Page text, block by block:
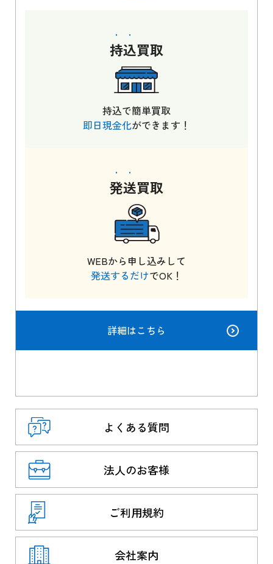
持込買取
持込で簡単買取
即日現金化ができます！
発送買取
WEBから申し込みして
発送するだけでOK！
詳細はこちら
よくある質問
法人のお客様
ご利用規約
会社案内